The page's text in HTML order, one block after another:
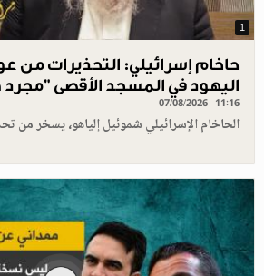
1
حاخام إسرائيلي: التحذيرات من
اليهود في المسجد الأقصى
07/08/2026 - 11:16
الحاخام الإسرائيلي شموئيل إلياهو، يسخر من